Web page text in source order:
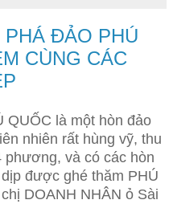
PHÁ ĐẢO PHÚ
CÙNG CÁC
QUỐC là một hòn đảo
nhiên rất hùng vỹ, thu
phương, và có các hòn
được ghé thăm PHÚ
DOANH NHÂN ỏ Sài